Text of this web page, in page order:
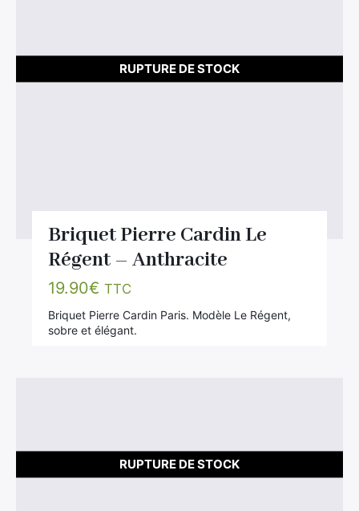
RUPTURE DE STOCK
Briquet Pierre Cardin Le
Régent – Anthracite
19.90€ TTC
Briquet Pierre Cardin Paris. Modèle Le Régent,
sobre et élégant.
RUPTURE DE STOCK